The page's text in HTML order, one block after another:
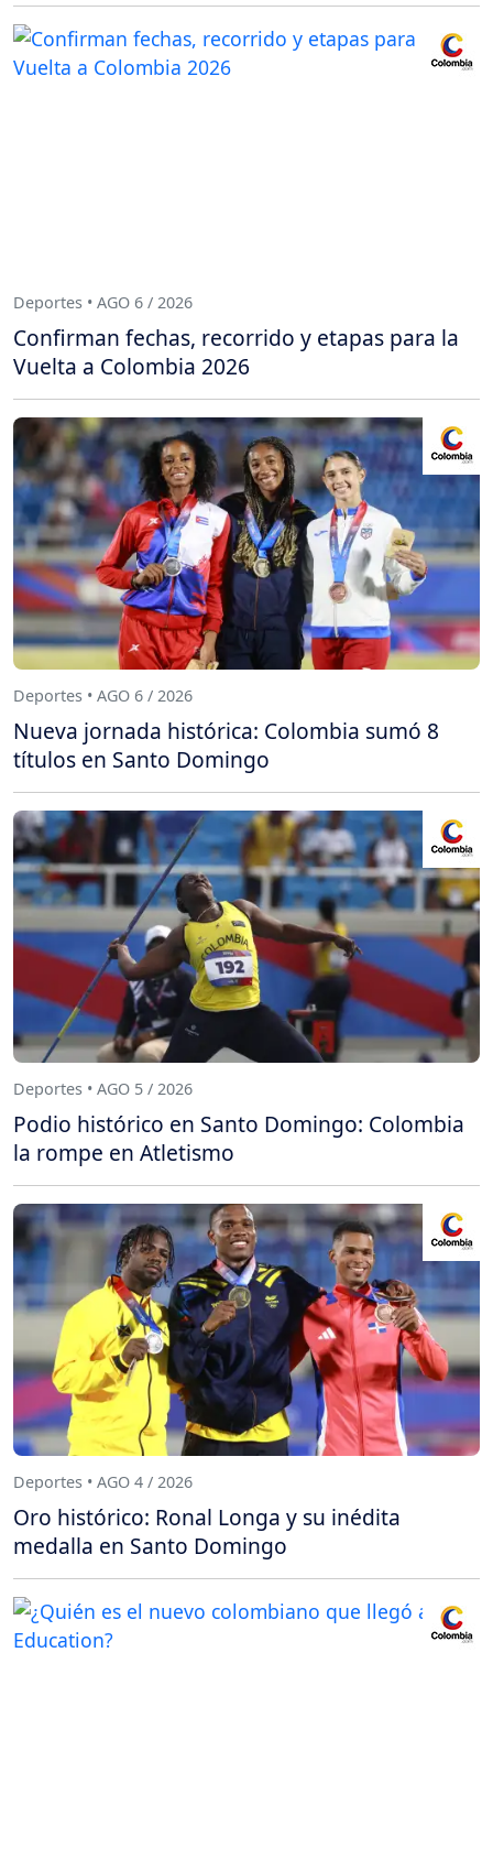
Deportes • AGO 6 / 2026
Confirman fechas, recorrido y etapas para la
Vuelta a Colombia 2026
Deportes • AGO 6 / 2026
Nueva jornada histórica: Colombia sumó 8
títulos en Santo Domingo
Deportes • AGO 5 / 2026
Podio histórico en Santo Domingo: Colombia
la rompe en Atletismo
Deportes • AGO 4 / 2026
Oro histórico: Ronal Longa y su inédita
medalla en Santo Domingo